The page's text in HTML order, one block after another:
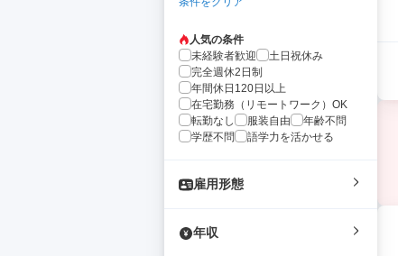
人気の条件
未経験者歓迎
土日祝休み
完全週休2日制
年間休日120日以上
在宅勤務（リモートワーク）OK
転勤なし
服装自由
年齢不問
学歴不問
語学力を活かせる
雇用形態
年収